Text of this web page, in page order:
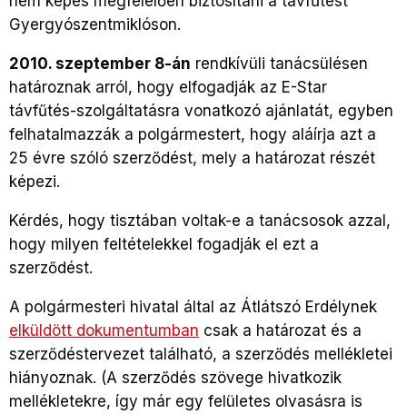
Gyergyószentmiklóson.
2010. szeptember 8-án rendkívüli tanácsülésen
határoznak arról, hogy elfogadják az E-Star
távfűtés-szolgáltatásra vonatkozó ajánlatát, egyben
felhatalmazzák a polgármestert, hogy aláírja azt a
25 évre szóló szerződést, mely a határozat részét
képezi.
Kérdés, hogy tisztában voltak-e a tanácsosok azzal,
hogy milyen feltételekkel fogadják el ezt a
szerződést.
A polgármesteri hivatal által az Átlátszó Erdélynek
elküldött dokumentumban csak a határozat és a
szerződéstervezet található, a szerződés mellékletei
hiányoznak. (A szerződés szövege hivatkozik
mellékletekre, így már egy felületes olvasásra is